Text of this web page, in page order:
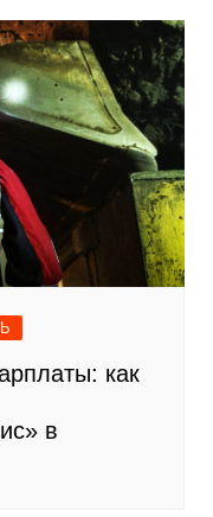
как
в